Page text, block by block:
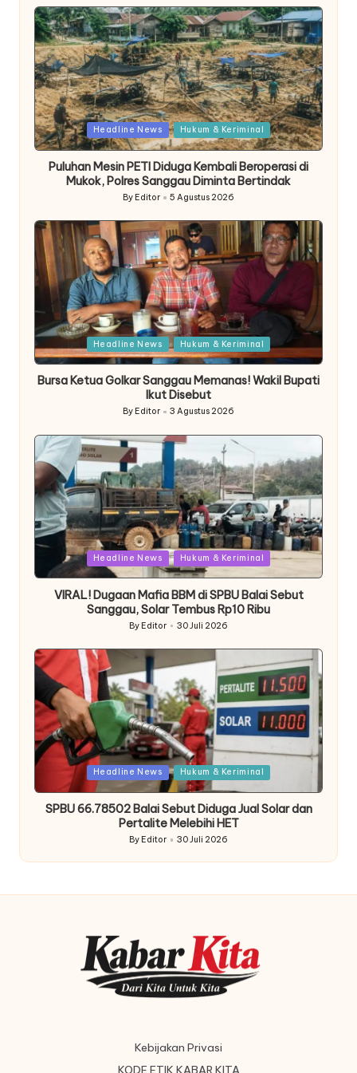
Posted
in
Headline News Hukum & Keriminal
Puluhan Mesin PETI Diduga Kembali Beroperasi di
Mukok, Polres Sanggau Diminta Bertindak
Posted
by
By Editor 5 Agustus 2026
in
Headline News Hukum & Keriminal
Bursa Ketua Golkar Sanggau Memanas! Wakil Bupati
Ikut Disebut
Posted
By Editor 3 Agustus 2026
Posted
in
Headline News Hukum & Keriminal
VIRAL! Dugaan Mafia BBM di SPBU Balai Sebut
Sanggau, Solar Tembus Rp10 Ribu
Posted
By Editor 30 Juli 2026
Posted
Headline News Hukum & Keriminal
SPBU 66.78502 Balai Sebut Diduga Jual Solar dan
Pertalite Melebihi HET
Posted
by
By Editor 30 Juli 2026
Kebijakan Privasi
KODE ETIK KABAR KITA